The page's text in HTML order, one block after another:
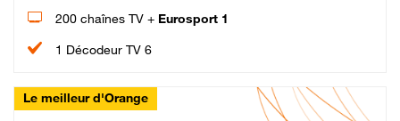
200 chaînes TV + Eurosport 1
1 Décodeur TV 6
Le meilleur d'Orange